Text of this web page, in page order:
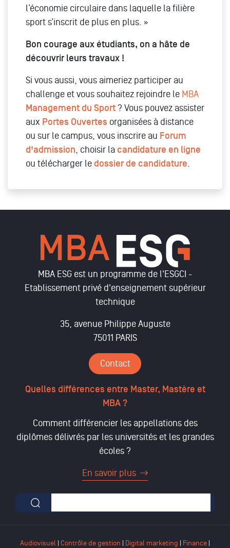
l’économie circulaire dans laquelle la filière
sport s’inscrit de plus en plus. »
Bon courage aux étudiants, on a hâte de
découvrir leurs travaux !
Si vous aussi, vous aimeriez participer au
challenge et vous souhaitez rejoindre le MBA
Management du Sport ? Vous pouvez assister
aux Portes Ouvertes organisées à distance
ou sur le campus, vous inscrire au Forum
d’admission , choisir la candidature en ligne
ou télécharger le dossier de candidature
MBA ESG est un programme de l'ESGCI -
Etablissement privé d'enseignement supérieur
technique
35, avenue Philippe Auguste
75011 PARIS
Contact
Quelles différences entre Master, Mastère et
MBA ?
Comment différencier les appellations des
diplômes délivrés par les universités et les grandes
écoles ?
En savoir plus
Formulaire de recherche
Audiovisuel | Contrôle de gestion | Digital marketing | Finance |